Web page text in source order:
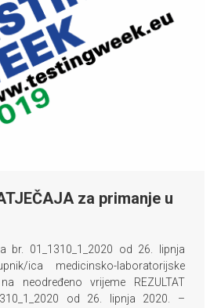
za primanje u
br. 01_1310_1_2020 od 26. lipnja
ica medicinsko-laboratorijske
neodređeno vrijeme REZULTAT
od 26. lipnja 2020. –